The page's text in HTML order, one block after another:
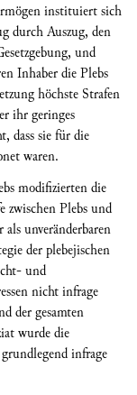
instituiert sich
durch Auszug, den
und
Inhaber die Plebs
höchste Strafen
ihr geringes
dass sie für die
waren.
modifizierten die
zwischen Plebs und
unveränderbaren
der plebejischen
und
nicht infrage
der gesamten
wurde die
infrage